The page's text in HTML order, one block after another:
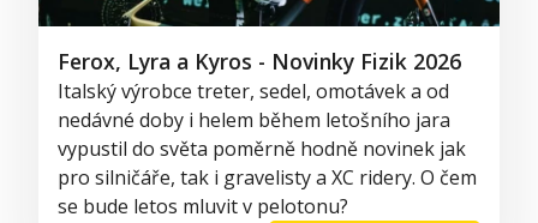
Ferox, Lyra a Kyros - Novinky Fizik 2026
Italský výrobce treter, sedel, omotávek a od
nedávné doby i helem během letošního jara
vypustil do světa poměrně hodně novinek jak
pro silničáře, tak i gravelisty a XC ridery. O čem
se bude letos mluvit v pelotonu?